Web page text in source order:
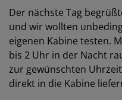
Der nächste Tag
und wir wollten
eigenen Kabine testen.
bis 2 Uhr in der Nacht
zur gewünschten
direkt in die Kabine